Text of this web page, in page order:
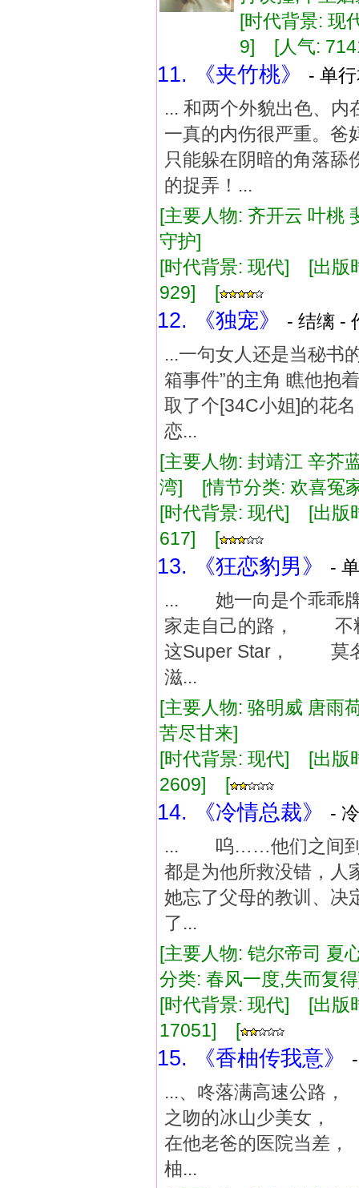
[时代背景:
9] [人气:
11. 《夹竹桃》
- 单
... 和两个外貌出色、
一真的内伤很严重。
只能躲在阴暗的角落
的捉弄！...
[主要人物: 齐开云 叶
守护]
[时代背景: 现代] [出
929] [
12. 《独宠》
- 结缡 -
...一句女人还是当秘书
箱事件”的主角 瞧他抱
取了个[34C小姐]的花
恋...
[主要人物: 封靖江 辛芥
湾] [情节分类: 欢喜冤
[时代背景: 现代] [出
617] [
13. 《狂恋豹男》
-
... 她一向是个乖乖
家走自己的路， 不
这Super Star， 莫
滋...
[主要人物: 骆明威 唐
苦尽甘来]
[时代背景: 现代] [出
2609] [
14. 《冷情总裁》
-
... 呜……他们之间到
都是为他所救没错，
她忘了父母的教训、
了...
[主要人物: 铠尔帝司 夏
分类: 春风一度,失而
[时代背景: 现代] [出
17051] [
15. 《香柚传我意》
...、咚落满高速公
之吻的冰山少美女
在他老爸的医院当
柚...